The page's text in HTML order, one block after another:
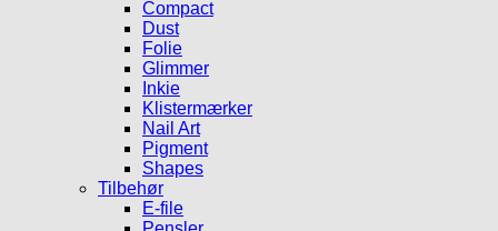
Compact
Dust
Folie
Glimmer
Inkie
Klistermærker
Nail Art
Pigment
Shapes
Tilbehør
E-file